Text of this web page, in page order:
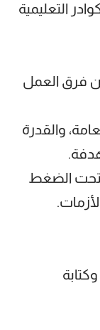
التعليمية
فرق العمل
والقدرة
تحت الضغط